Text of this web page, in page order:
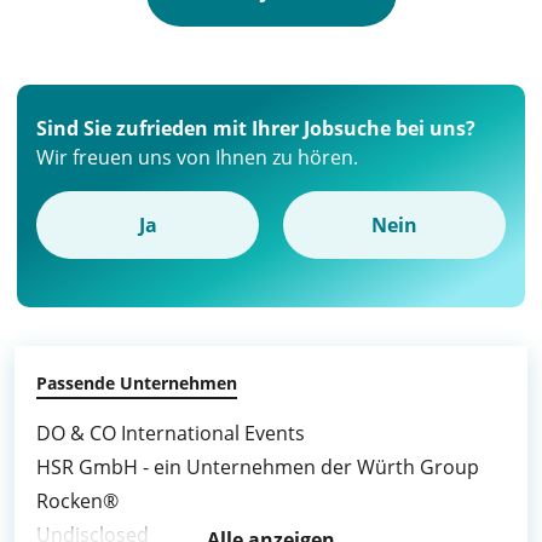
Sind Sie zufrieden mit Ihrer Jobsuche bei uns?
Wir freuen uns von Ihnen zu hören.
Ja Nein
Passende Unternehmen
DO & CO International Events
HSR GmbH - ein Unternehmen der Würth Group
Rocken®
Undisclosed